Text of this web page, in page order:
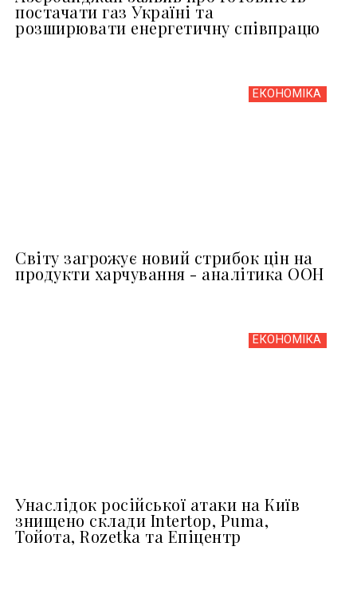
постачати газ Україні та
розширювати енергетичну співпрацю
ЕКОНОМІКА
Світу загрожує новий стрибок цін на
продукти харчування - аналітика ООН
ЕКОНОМІКА
Унаслідок російської атаки на Київ
знищено склади Intertop, Puma,
Тойота, Rozetka та Епіцентр